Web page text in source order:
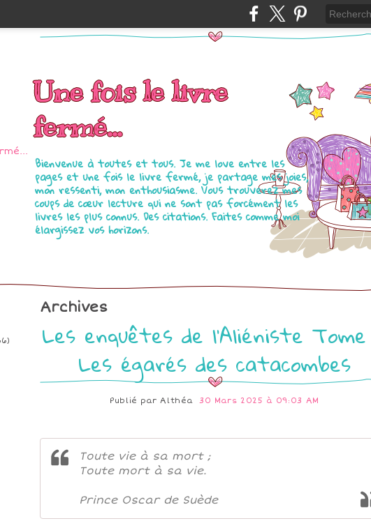
Une fois le livre
fermé...
Bienvenue à toutes et tous. Je me love entre les
pages et une fois le livre fermé, je partage mes joies,
mon ressenti, mon enthousiasme. Vous trouverez mes
coups de cœur lecture qui ne sont pas forcément les
livres les plus connus. Des citations. Faites comme moi
élargissez vos horizons.
Archives
Les enquêtes de l'Aliéniste
Les égarés des catacombes
Publié parAlthéa 30 Mars 2025 à 09:03 AM
Toute vie à sa mort ;
Toute mort à sa vie.
Prince Oscar de Suède